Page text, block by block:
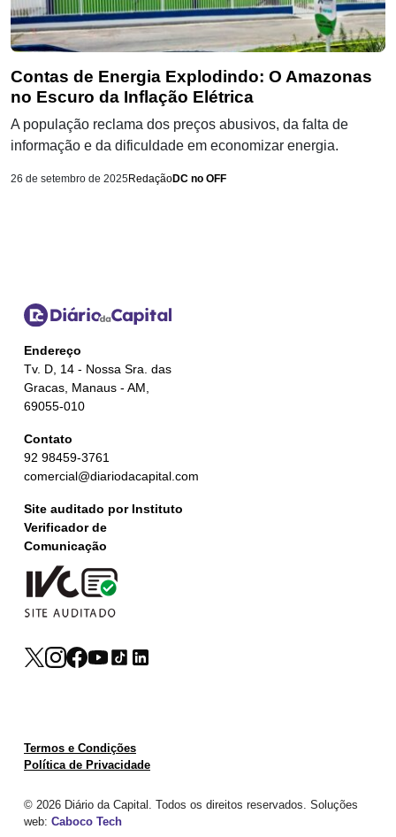
Contas de Energia Explodindo: O Amazonas
no Escuro da Inflação Elétrica
A população reclama dos preços abusivos, da falta de
informação e da dificuldade em economizar energia.
26 de setembro de 2025RedaçãoDC no OFF
Endereço
Tv. D, 14 - Nossa Sra. das
Gracas, Manaus - AM,
69055-010
Contato
92 98459-3761
comercial@diariodacapital.com
Site auditado por Instituto
Verificador de
Comunicação
© 2026 Diário da Capital. Todos os direitos reservados. Soluções
web: Caboco Tech
Termos e Condições
Política de Privacidade